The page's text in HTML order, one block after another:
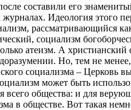
составили его
Идеология этого
рассматривающийся
социализм
атеизм. А христианский
Но, тем не
социализма – Церковь
может быть
всего общества: и для
в обществе. Вот такая